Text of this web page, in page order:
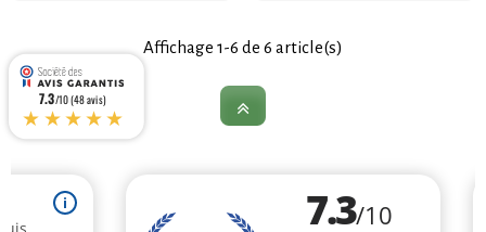
Affichage 1-6 de 6 article(s)
7.3/10 (48 avis)
★★★★★